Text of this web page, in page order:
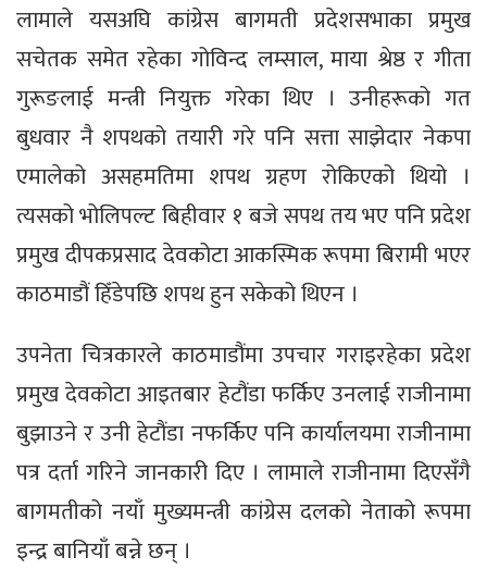
लामाले यसअघि कांग्रेस बागमती प्रदेशसभाका प्रमुख
सचेतक समेत रहेका गोविन्द लम्साल, माया श्रेष्ठ र गीता
गुरूङलाई मन्त्री नियुक्त गरेका थिए । उनीहरूको गत
बुधवार नै शपथको तयारी गरे पनि सत्ता साझेदार नेकपा
एमालेको असहमतिमा शपथ ग्रहण रोकिएको थियो ।
त्यसको भोलिपल्ट बिहीवार १ बजे सपथ तय भए पनि प्रदेश
प्रमुख दीपकप्रसाद देवकोटा आकस्मिक रूपमा बिरामी भएर
काठमाडौं हिँडेपछि शपथ हुन सकेको थिएन ।
उपनेता चित्रकारले काठमाडौंमा उपचार गराइरहेका प्रदेश
प्रमुख देवकोटा आइतबार हेटौंडा फर्किए उनलाई राजीनामा
बुझाउने र उनी हेटौंडा नफर्किए पनि कार्यालयमा राजीनामा
पत्र दर्ता गरिने जानकारी दिए । लामाले राजीनामा दिएसँगै
बागमतीको नयाँ मुख्यमन्त्री कांग्रेस दलको नेताको रूपमा
इन्द्र बानियाँ बन्ने छन् ।